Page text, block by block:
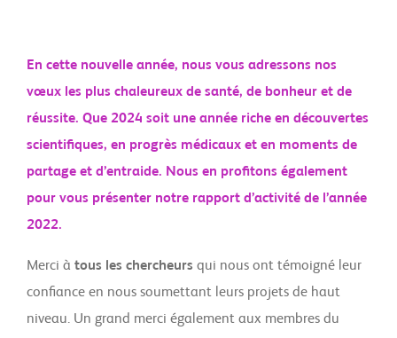
En cette nouvelle année, nous vous adressons nos
vœux les plus chaleureux de santé, de bonheur et de
réussite. Que 2024 soit une année riche en découvertes
scientifiques, en progrès médicaux et en moments de
partage et d’entraide. Nous en profitons également
pour vous présenter notre rapport d’activité de l’année
2022.
Merci à tous les chercheurs qui nous ont témoigné leur
confiance en nous soumettant leurs projets de haut
niveau. Un grand merci également aux membres du